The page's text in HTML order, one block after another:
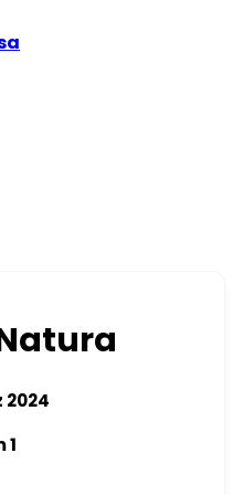
2024
1